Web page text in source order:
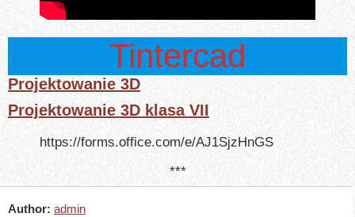
Tintercad
Projektowanie 3D
Projektowanie 3D klasa VII
https://forms.office.com/e/AJ1SjzHnGS
***
Author: admin